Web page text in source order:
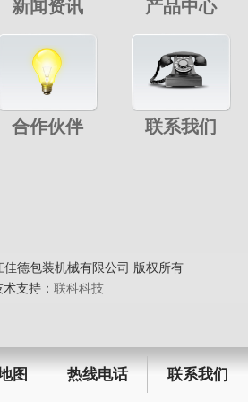
新闻资讯 产品中心
合作伙伴 联系我们
图 热线电话 联系我们
佳德包装机械有限公司 版权所有
术支持： 联科科技